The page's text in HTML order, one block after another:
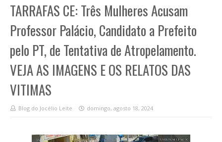
TARRAFAS CE: Três Mulheres Acusam
Professor Palácio, Candidato a Prefeito
pelo PT, de Tentativa de Atropelamento.
VEJA AS IMAGENS E OS RELATOS DAS
VITIMAS
Blog do Jocélio Leite domingo, agosto 18, 2024